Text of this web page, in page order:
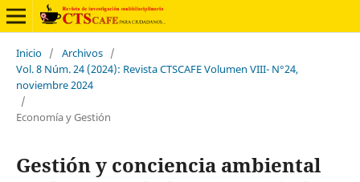
Inicio / Archivos /
Vol. 8 Núm. 24 (2024): Revista CTSCAFE Volumen VIII- N°24,
noviembre 2024
/
Economía y Gestión
Gestión y conciencia ambiental